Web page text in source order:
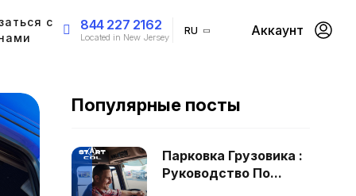
с
844 227 2162
Located in New Jersey
RU Аккаунт
Популярные посты
Парковка Грузовика :
Руководство По...